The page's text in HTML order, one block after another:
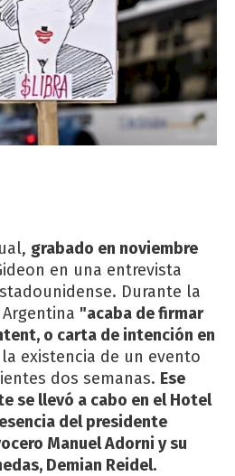
grabado en noviembre
en una entrevista
Durante la
"acaba de firmar
o carta de intención en
existencia de un evento
dos semanas. Ese
se llevó a cabo en el Hotel
del presidente
Manuel Adorni y su
Demian Reidel.